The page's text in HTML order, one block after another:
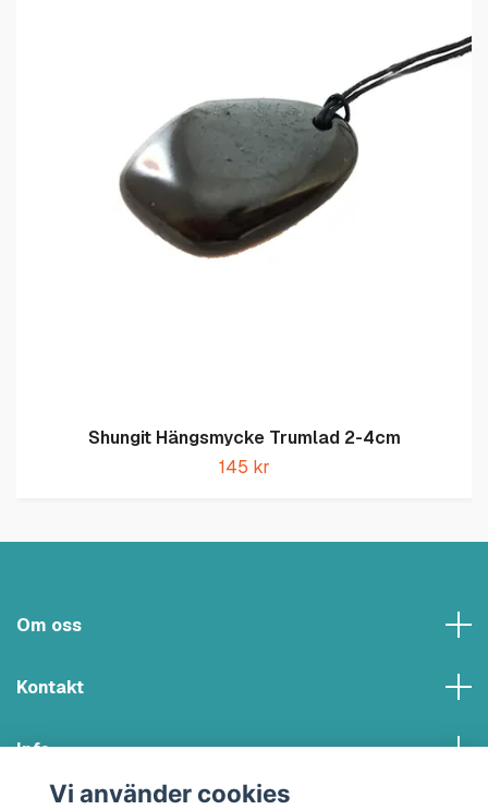
Shungit Hängsmycke Trumlad 2-4cm
145 kr
Om oss
Kontakt
Info
Vi använder cookies